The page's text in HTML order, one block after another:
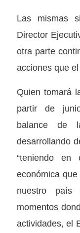
Las mismas
Director
otra parte
acciones que
Quien tomará
partir de
balance de
desarrollando
“teniendo en
económica
nuestro país
momentos
actividades, el